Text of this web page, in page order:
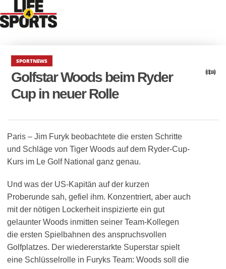
SPORTNEWS
Golfstar Woods beim Ryder
Cup in neuer Rolle
(dpa)
Paris – Jim Furyk beobachtete die ersten Schritte
und Schläge von Tiger Woods auf dem Ryder-Cup-
Kurs im Le Golf National ganz genau.
Und was der US-Kapitän auf der kurzen
Proberunde sah, gefiel ihm. Konzentriert, aber auch
mit der nötigen Lockerheit inspizierte ein gut
gelaunter Woods inmitten seiner Team-Kollegen
die ersten Spielbahnen des anspruchsvollen
Golfplatzes. Der wiedererstarkte Superstar spielt
eine Schlüsselrolle in Furyks Team: Woods soll die